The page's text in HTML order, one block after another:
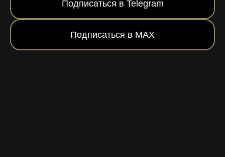
Подписаться в Telegram
Подписаться в MAX